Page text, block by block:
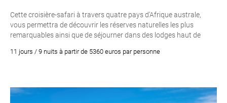
Cette croisière-safari à travers quatre pays d’Afrique australe,
vous permettra de découvrir les réserves naturelles les plus
remarquables ainsi que de séjourner dans des lodges haut de
imprenable sur les paysages et la faune sauvage.
11 jours / 9 nuits à partir de 5360 euros par personne